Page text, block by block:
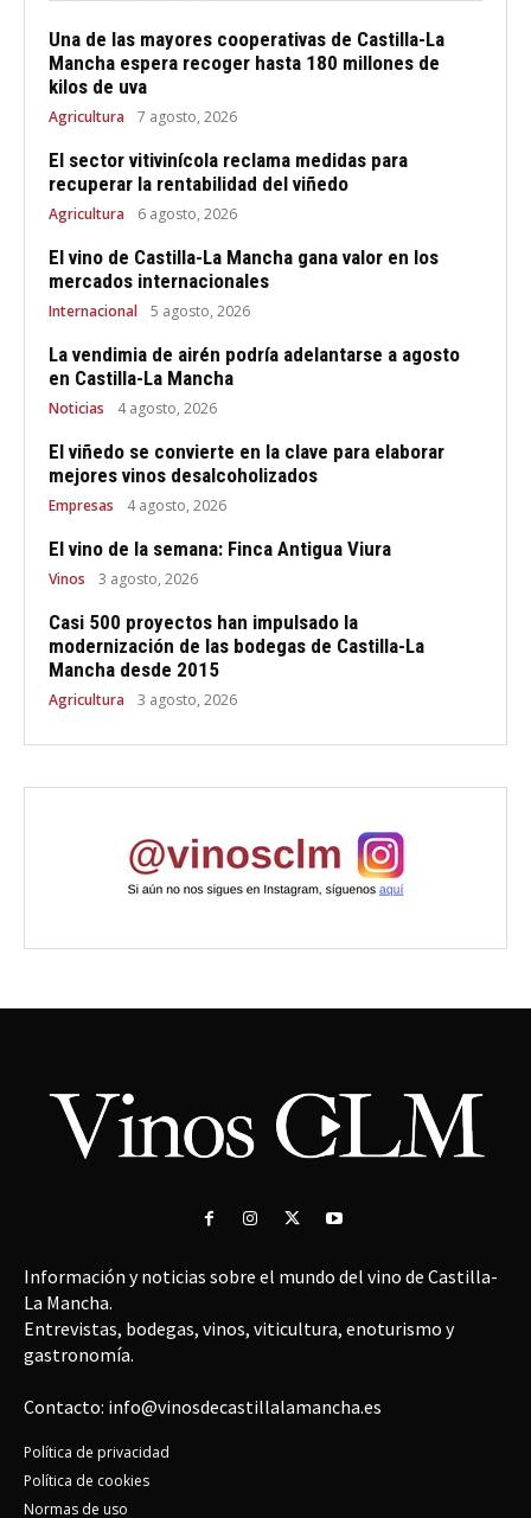
Una de las mayores cooperativas de Castilla-La
Mancha espera recoger hasta 180 millones de
kilos de uva
Agricultura 7 agosto, 2026
El sector vitivinícola reclama medidas para
recuperar la rentabilidad del viñedo
Agricultura 6 agosto, 2026
El vino de Castilla-La Mancha gana valor en los
mercados internacionales
Internacional 5 agosto, 2026
La vendimia de airén podría adelantarse a agosto
en Castilla-La Mancha
Noticias 4 agosto, 2026
El viñedo se convierte en la clave para elaborar
mejores vinos desalcoholizados
Empresas 4 agosto, 2026
El vino de la semana: Finca Antigua Viura
Vinos 3 agosto, 2026
Casi 500 proyectos han impulsado la
modernización de las bodegas de Castilla-La
Mancha desde 2015
Agricultura 3 agosto, 2026
Información y noticias sobre el mundo del vino de Castilla-
La Mancha.
Entrevistas, bodegas, vinos, viticultura, enoturismo y
gastronomía.
Contacto: info@vinosdecastillalamancha.es
Política de privacidad
Política de cookies
Normas de uso